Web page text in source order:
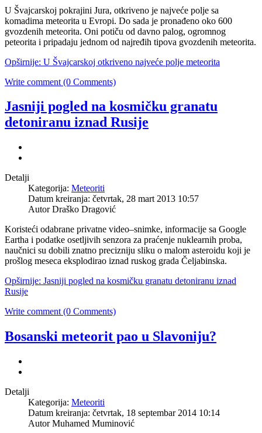
U Švajcarskoj pokrajini Jura, otkriveno je najveće polje sa
komadima meteorita u Evropi. Do sada je pronađeno oko 600
gvozdenih meteorita. Oni potiču od davno palog, ogromnog
peteorita i pripadaju jednom od najređih tipova gvozdenih meteorita.
Opširnije: U Švajcarskoj otkriveno najveće polje meteorita
Write comment (0 Comments)
Jasniji pogled na kosmičku granatu
detoniranu iznad Rusije
Detalji
Kategorija: Meteoriti
Datum kreiranja: četvrtak, 28 mart 2013 10:57
Autor Draško Dragović
Koristeći odabrane privatne video–snimke, informacije sa Google
Eartha i podatke osetljivih senzora za praćenje nuklearnih proba,
naučnici su dobili znatno precizniju sliku o malom asteroidu koji je
prošlog meseca eksplodirao iznad ruskog grada Čeljabinska.
Opširnije: Jasniji pogled na kosmičku granatu detoniranu iznad
Rusije
Write comment (0 Comments)
Bosanski meteorit pao u Slavoniju?
Detalji
Kategorija: Meteoriti
Datum kreiranja: četvrtak, 18 septembar 2014 10:14
Autor Muhamed Muminović